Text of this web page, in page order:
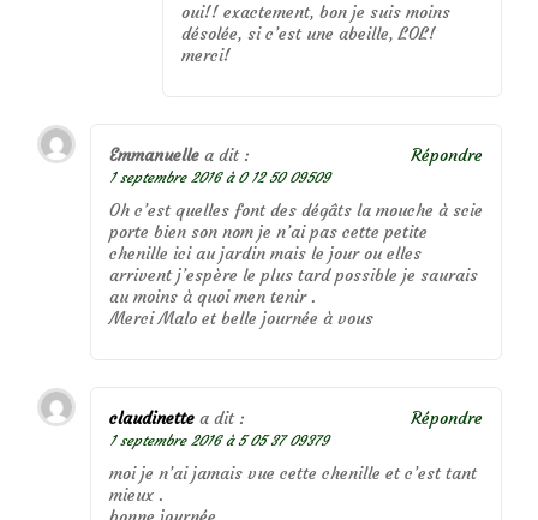
oui!! exactement, bon je suis moins
désolée, si c’est une abeille, LOL!
merci!
Emmanuelle a dit :
1 septembre 2016 à 0 12 50 09509
Oh c’est quelles font des dégâts la mouche à scie
porte bien son nom je n’ai pas cette petite
chenille ici au jardin mais le jour ou elles
arrivent j’espère le plus tard possible je saurais
au moins à quoi men tenir .
Merci Malo et belle journée à vous
Répondre
claudinette a dit :
1 septembre 2016 à 5 05 37 09379
moi je n’ai jamais vue cette chenille et c’est tant
mieux .
Répondre